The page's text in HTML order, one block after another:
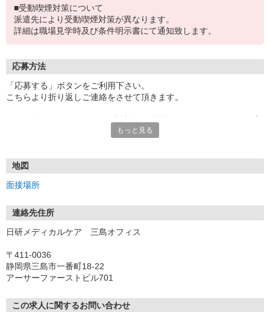
■受動喫煙対策について
派遣先により受動喫煙対策が異なります。
詳細は職場見学時及び条件明示書にて通知致します。
応募方法
「応募する」ボタンをご利用下さい。
こちらより折り返しご連絡をさせて頂きます。
もっと見る
地図
面接場所
連絡先住所
日研メディカルケア 三島オフィス
〒411-0036
静岡県三島市一番町18-22
アーサーファーストビル701
この求人に関するお問い合わせ